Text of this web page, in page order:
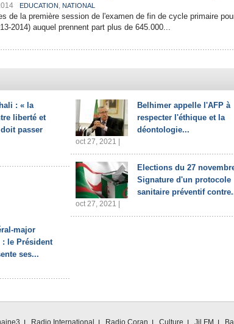
EDUCATION, NATIONAL
de la première session de l'examen de fin de cycle primaire
2014) auquel prennent part plus de 645.000...
: « la
liberté et
passer
Belhimer appelle l'AFP à
respecter l'éthique et la
déontologie...
oct 27, 2021 |
Elections du 27
Signature d'un protocole
sanitaire préventif
oct 27, 2021 |
major
: le Président
ses...
Radio International Radio Coran Culture Jil FM